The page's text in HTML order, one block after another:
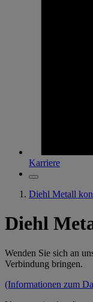
Karriere
Diehl Metall
Diehl
Wenden Sie sich an
Verbindung bringen.
(Informationen zum